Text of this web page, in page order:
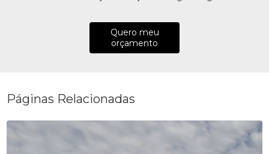
Quero meu
orçamento
Páginas Relacionadas